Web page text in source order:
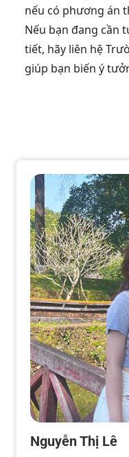
nếu có phương án
Nếu bạn đang cần
tiết, hãy liên hệ
giúp bạn biến ý
Nguyễn Thị Lê